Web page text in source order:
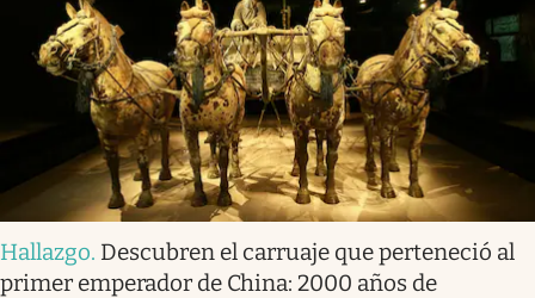
Hallazgo. Descubren el carruaje que perteneció al
primer emperador de China: 2000 años de